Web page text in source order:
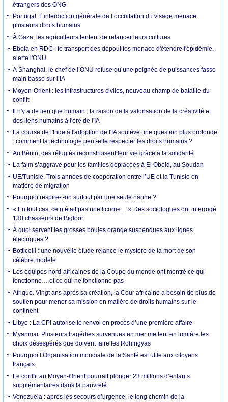
étrangers des ONG
Portugal. L’interdiction générale de l’occultation du visage menace
plusieurs droits humains
À Gaza, les agriculteurs tentent de relancer leurs cultures
Ebola en RDC : le transport des dépouilles menace d'étendre l'épidémie,
alerte l'ONU
À Shanghai, le chef de l’ONU refuse qu’une poignée de puissances fasse
main basse sur l’IA
Moyen-Orient : les infrastructures civiles, nouveau champ de bataille du
conflit
Il n'y a de lien que humain : la raison de la valorisation de la créativité et
des liens humains à l'ère de l'IA
La course de l'Inde à l'adoption de l'IA soulève une question plus profonde
: comment la technologie peut-elle respecter les droits humains ?
Au Bénin, des réfugiés reconstruisent leur vie grâce à la solidarité
La faim s’aggrave pour les familles déplacées à El Obeid, au Soudan
UE/Tunisie. Trois années de coopération entre l’UE et la Tunisie en
matière de migration
Pourquoi respire-t-on surtout par une seule narine ?
« En tout cas, ce n’était pas une licorne… » Des sociologues ont interrogé
130 chasseurs de Bigfoot
À quoi servent les grosses boules orange suspendues aux lignes
électriques ?
Botticelli : une nouvelle étude relance le mystère de la mort de son
célèbre modèle
Les équipes nord-africaines de la Coupe du monde ont montré ce qui
fonctionne… et ce qui ne fonctionne pas
Afrique. Vingt ans après sa création, la Cour africaine a besoin de plus de
soutien pour mener sa mission en matière de droits humains sur le
continent
Libye : La CPI autorise le renvoi en procès d’une première affaire
Myanmar. Plusieurs tragédies survenues en mer mettent en lumière les
choix désespérés que doivent faire les Rohingyas
Pourquoi l’Organisation mondiale de la Santé est utile aux citoyens
français
Le conflit au Moyen-Orient pourrait plonger 23 millions d’enfants
supplémentaires dans la pauvreté
Venezuela : après les secours d’urgence, le long chemin de la